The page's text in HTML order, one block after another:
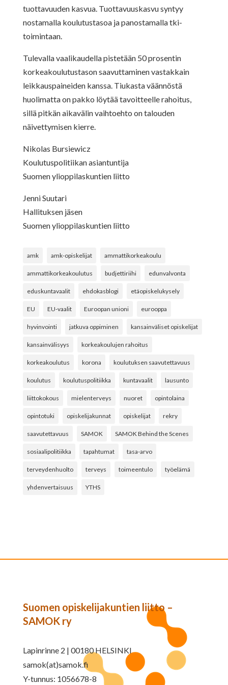
tuottavuuden kasvua. Tuottavuuskasvu syntyy
nostamalla koulutustasoa ja panostamalla tki-
toimintaan.
Tulevalla vaalikaudella pistetään 50 prosentin
korkeakoulutustason saavuttaminen vastakkain
leikkauspaineiden kanssa. Tiukasta väännöstä
huolimatta on pakko löytää tavoitteelle rahoitus,
sillä pitkän aikavälin vaihtoehto on talouden
näivettymisen kierre.
Nikolas Bursiewicz
Koulutuspolitiikan asiantuntija
Suomen ylioppilaskuntien liitto
Jenni Suutari
Hallituksen jäsen
Suomen ylioppilaskuntien liitto
amk amk-opiskelijat ammattikorkeakoulu
ammattikorkeakoulutus budjettiriihi edunvalvonta
eduskuntavaalit ehdokasblogi etäopiskelukysely
EU EU-vaalit Euroopan unioni eurooppa
hyvinvointi jatkuva oppiminen kansainväliset opiskelijat
kansainvälisyys korkeakoulujen rahoitus
korkeakoulutus korona koulutuksen saavutettavuus
koulutus koulutuspolitiikka kuntavaalit lausunto
liittokokous mielenterveys nuoret opintolaina
opintotuki opiskelijakunnat opiskelijat rekry
saavutettavuus SAMOK SAMOK Behind the Scenes
sosiaalipolitiikka tapahtumat tasa-arvo
terveydenhuolto terveys toimeentulo työelämä
yhdenvertaisuus YTHS
Suomen opiskelijakuntien liitto –
SAMOK ry
Lapinrinne 2 | 00180 HELSINKI
samok(at)samok.fi
Y-tunnus: 1056678-8